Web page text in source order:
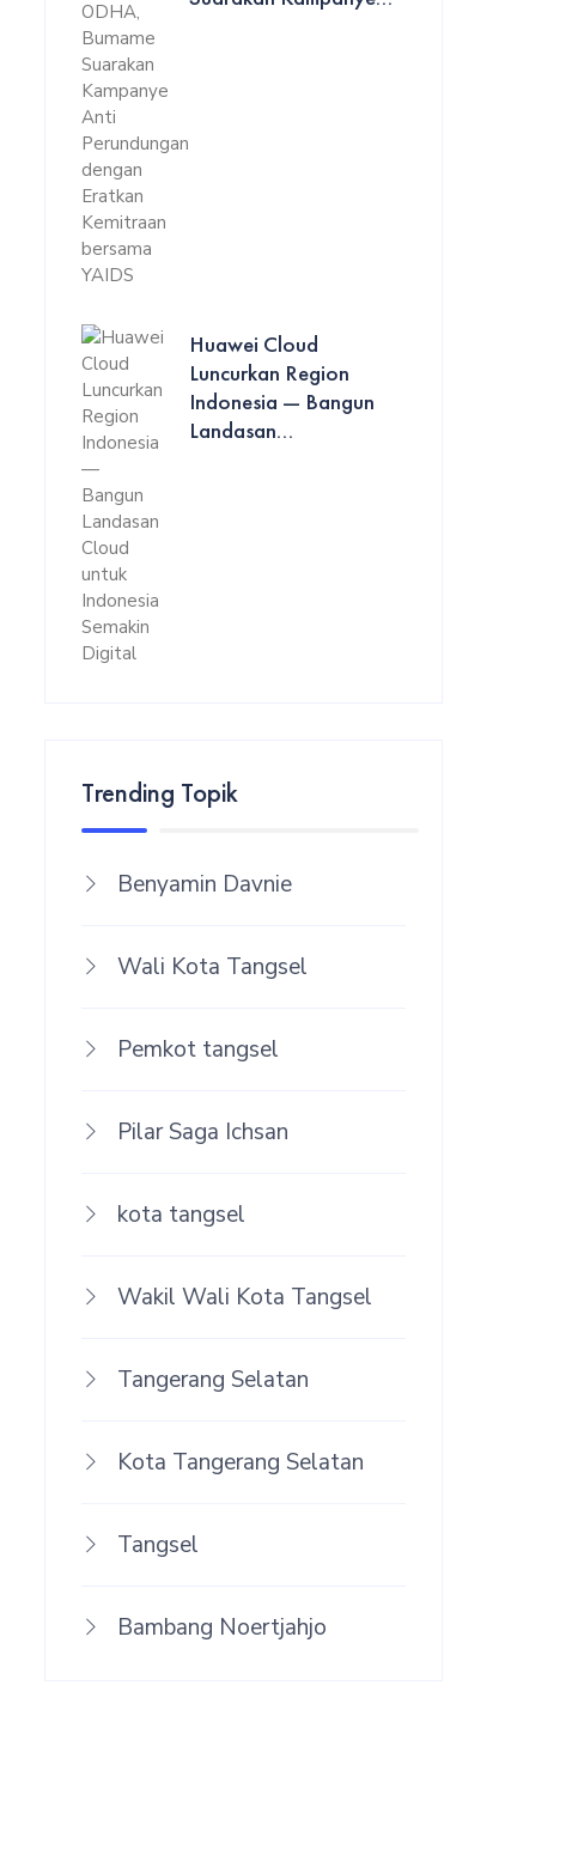
Huawei Cloud
Luncurkan Region
Indonesia — Bangun
Landasan...
Trending Topik
Benyamin Davnie
Wali Kota Tangsel
Pemkot tangsel
Pilar Saga Ichsan
kota tangsel
Wakil Wali Kota Tangsel
Tangerang Selatan
Kota Tangerang Selatan
Tangsel
Bambang Noertjahjo